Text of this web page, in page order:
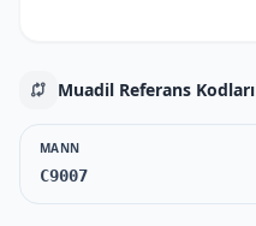
Muadil Referans Kodları
MANN
C9007